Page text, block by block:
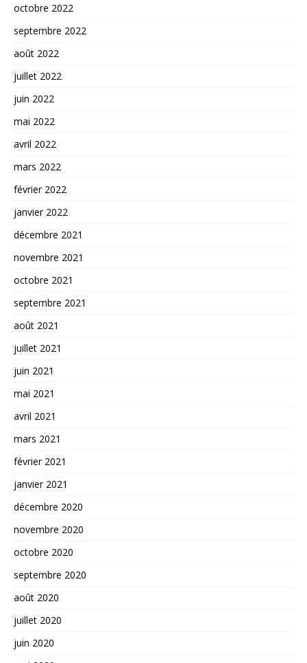
octobre 2022
septembre 2022
août 2022
juillet 2022
juin 2022
mai 2022
avril 2022
mars 2022
février 2022
janvier 2022
décembre 2021
novembre 2021
octobre 2021
septembre 2021
août 2021
juillet 2021
juin 2021
mai 2021
avril 2021
mars 2021
février 2021
janvier 2021
décembre 2020
novembre 2020
octobre 2020
septembre 2020
août 2020
juillet 2020
juin 2020